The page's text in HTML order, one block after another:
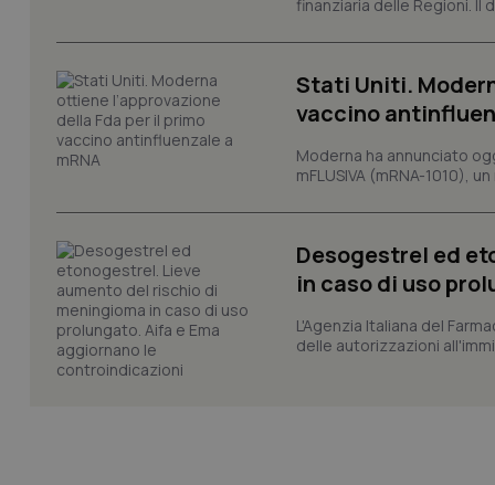
finanziaria delle Regioni. Il
Stati Uniti.
vaccino
Moderna ha annunciato
mFLUSIVA (mRNA-1010),
Desogestrel ed
in caso di uso
L'Agenzia Italiana del
delle autorizzazioni_ga_0VMQEQKQ1N
Nome